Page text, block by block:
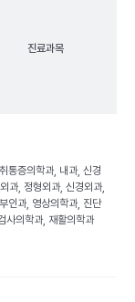
진료과목
통증의학과, 내과, 신경
과, 정형외과, 신경외과,
인과, 영상의학과, 진단
사의학과, 재활의학과